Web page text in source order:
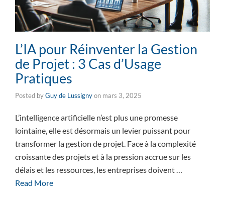
L’IA pour Réinventer la Gestion
de Projet : 3 Cas d’Usage
Pratiques
Posted byGuy de Lussignyon mars 3, 2025
L’intelligence artificielle n’est plus une promesse
lointaine, elle est désormais un levier puissant pour
transformer la gestion de projet. Face à la complexité
croissante des projets et à la pression accrue sur les
délais et les ressources, les entreprises doivent …
Read More